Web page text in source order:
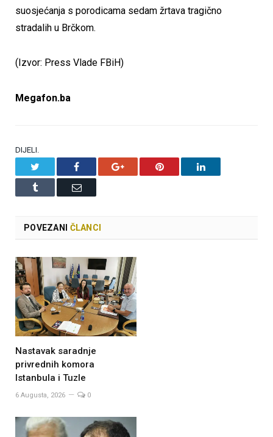
suosjećanja s porodicama sedam žrtava tragično
stradalih u Brčkom.
(Izvor: Press Vlade FBiH)
Megafon.ba
DIJELI.
Facebook Google+ Pinterest LinkedIn
Tumblr Email
POVEZANI ČLANCI
Nastavak saradnje
privrednih komora
Istanbula i Tuzle
6 Augusta, 2026 0